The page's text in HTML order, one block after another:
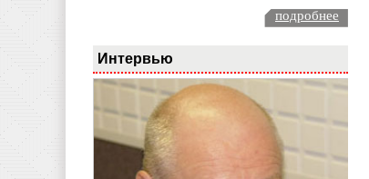
подробнее
Интервью